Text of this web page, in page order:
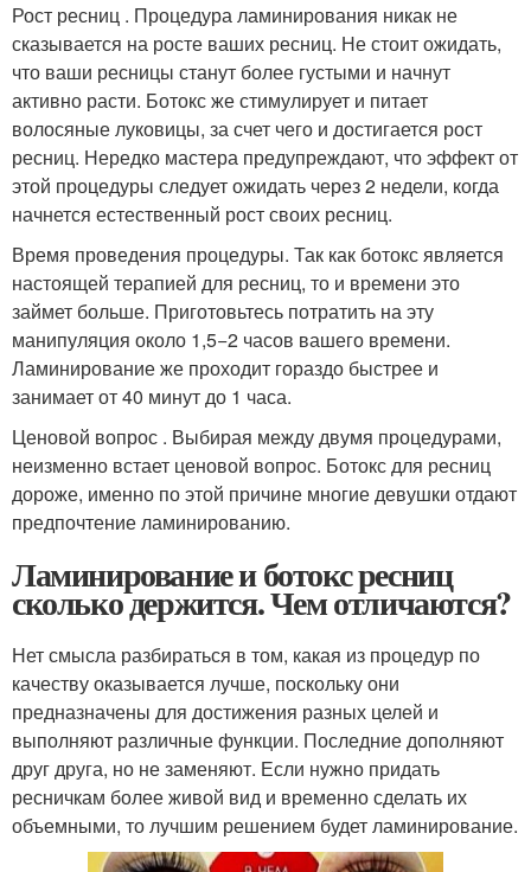
Рост ресниц . Процедура ламинирования никак не
сказывается на росте ваших ресниц. Не стоит ожидать,
что ваши ресницы станут более густыми и начнут
активно расти. Ботокс же стимулирует и питает
волосяные луковицы, за счет чего и достигается рост
ресниц. Нередко мастера предупреждают, что эффект от
этой процедуры следует ожидать через 2 недели, когда
начнется естественный рост своих ресниц.
Время проведения процедуры. Так как ботокс является
настоящей терапией для ресниц, то и времени это
займет больше. Приготовьтесь потратить на эту
манипуляция около 1,5−2 часов вашего времени.
Ламинирование же проходит гораздо быстрее и
занимает от 40 минут до 1 часа.
Ценовой вопрос . Выбирая между двумя процедурами,
неизменно встает ценовой вопрос. Ботокс для ресниц
дороже, именно по этой причине многие девушки отдают
предпочтение ламинированию.
Ламинирование и ботокс ресниц
сколько держится. Чем отличаются?
Нет смысла разбираться в том, какая из процедур по
качеству оказывается лучше, поскольку они
предназначены для достижения разных целей и
выполняют различные функции. Последние дополняют
друг друга, но не заменяют. Если нужно придать
ресничкам более живой вид и временно сделать их
объемными, то лучшим решением будет ламинирование.